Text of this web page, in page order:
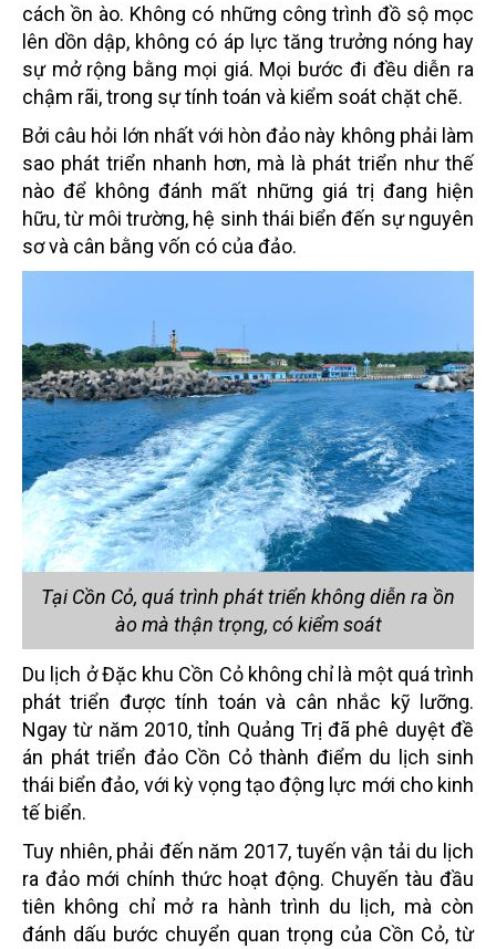
cách ồn ào. Không có những công trình đồ sộ mọc
lên dồn dập, không có áp lực tăng trưởng nóng hay
sự mở rộng bằng mọi giá. Mọi bước đi đều diễn ra
chậm rãi, trong sự tính toán và kiểm soát chặt chẽ.
Bởi câu hỏi lớn nhất với hòn đảo này không phải làm
sao phát triển nhanh hơn, mà là phát triển như thế
nào để không đánh mất những giá trị đang hiện
hữu, từ môi trường, hệ sinh thái biển đến sự nguyên
sơ và cân bằng vốn có của đảo.
Tại Cồn Cỏ, quá trình phát triển không diễn ra ồn
ào mà thận trọng, có kiểm soát
Du lịch ở Đặc khu Cồn Cỏ không chỉ là một quá trình
phát triển được tính toán và cân nhắc kỹ lưỡng.
Ngay từ năm 2010, tỉnh Quảng Trị đã phê duyệt đề
án phát triển đảo Cồn Cỏ thành điểm du lịch sinh
thái biển đảo, với kỳ vọng tạo động lực mới cho kinh
tế biển.
Tuy nhiên, phải đến năm 2017, tuyến vận tải du lịch
ra đảo mới chính thức hoạt động. Chuyến tàu đầu
tiên không chỉ mở ra hành trình du lịch, mà còn
đánh dấu bước chuyển quan trọng của Cồn Cỏ, từ